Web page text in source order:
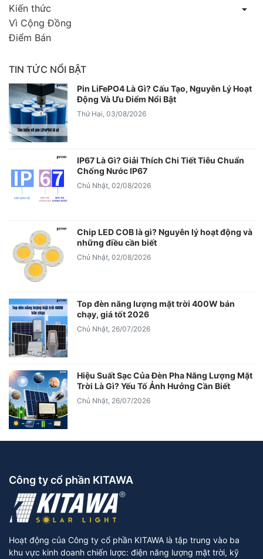
Kiến thức
Vì Cộng Đồng
Điểm Bán
TIN TỨC NỔI BẬT
Pin LiFePO4 Là Gì? Cấu Tạo, Nguyên Lý Hoạt
Động Và Ưu Điểm Nổi Bật
Thứ Hai, 03/08/2026
IP67 Là Gì? Giải Thích Chi Tiết Tiêu Chuẩn
Chống Nước IP67
Chủ Nhật, 02/08/2026
Chip LED COB là gì? Nguyên lý hoạt động và
những điều cần biết
Chủ Nhật, 02/08/2026
Top đèn năng lượng mặt trời 400W bán
chạy, giá tốt 2026
Chủ Nhật, 26/07/2026
Hiệu Suất Sạc Của Đèn Pha Năng Lượng Mặt
Trời Là Gì? Yếu Tố Ảnh Hưởng Cần Biết
Chủ Nhật, 26/07/2026
Công ty cổ phần KITAWA
Hoạt động của Công ty cổ phần KITAWA là tập trung vào ba
khu vực kinh doanh chiến lược: điện năng lượng mặt trời, kỹ